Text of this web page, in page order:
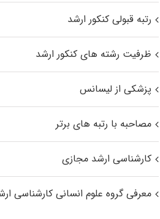
رتبه قبولی کنکور ارشد
ظرفیت رشته های کنکور ارشد
پزشکی از لیسانس
مصاحبه با رتبه های برتر
کارشناسی ارشد مجازی
معرفی گروه علوم انسانی کارشناسی